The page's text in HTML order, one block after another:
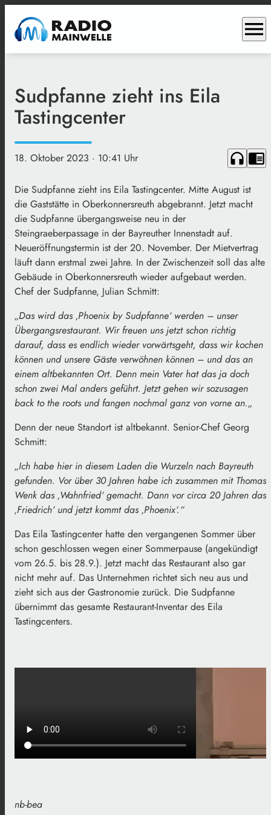
menu
Sudpfanne zieht ins Eila
Tastingcenter
18. Oktober 2023 · 10:41 Uhr headphones chrome_reader_mode
Die Sudpfanne zieht ins Eila Tastingcenter. Mitte August ist
die Gaststätte in Oberkonnersreuth abgebrannt. Jetzt macht
die Sudpfanne übergangsweise neu in der
Steingraeberpassage in der Bayreuther Innenstadt auf.
Neueröffnungstermin ist der 20. November. Der Mietvertrag
läuft dann erstmal zwei Jahre. In der Zwischenzeit soll das alte
Gebäude in Oberkonnersreuth wieder aufgebaut werden.
Chef der Sudpfanne, Julian Schmitt:
„Das wird das ‚Phoenix by Sudpfanne‘ werden – unser
Übergangsrestaurant. Wir freuen uns jetzt schon richtig
darauf, dass es endlich wieder vorwärtsgeht, dass wir kochen
können und unsere Gäste verwöhnen können – und das an
einem altbekannten Ort. Denn mein Vater hat das ja doch
schon zwei Mal anders geführt. Jetzt gehen wir sozusagen
back to the roots und fangen nochmal ganz von vorne an.„
Denn der neue Standort ist altbekannt. Senior-Chef Georg
Schmitt:
„Ich habe hier in diesem Laden die Wurzeln nach Bayreuth
gefunden. Vor über 30 Jahren habe ich zusammen mit Thomas
Wenk das ‚Wahnfried‘ gemacht. Dann vor circa 20 Jahren das
‚Friedrich‘ und jetzt kommt das ‚Phoenix‘.“
Das Eila Tastingcenter hatte den vergangenen Sommer über
schon geschlossen wegen einer Sommerpause (angekündigt
vom 26.5. bis 28.9.). Jetzt macht das Restaurant also gar
nicht mehr auf. Das Unternehmen richtet sich neu aus und
zieht sich aus der Gastronomie zurück. Die Sudpfanne
übernimmt das gesamte Restaurant-Inventar des Eila
Tastingcenters.
nb-bea